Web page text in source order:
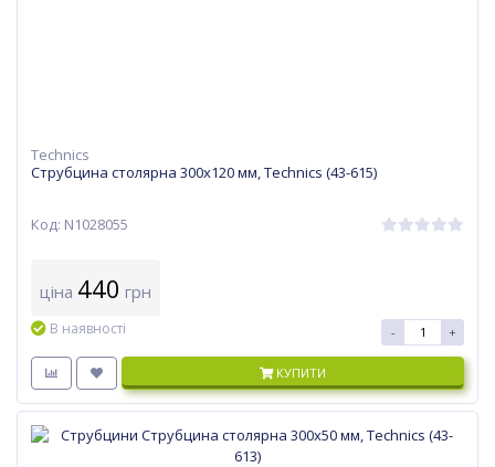
Technics
Струбцина столярна 300х120 мм, Technics (43-615)
Код: N1028055
ціна 440 грн
В наявності - +
КУПИТИ